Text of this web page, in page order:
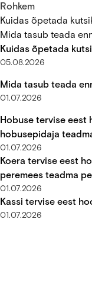
Sangeri Instituudi
uuringus analüüsiti
avastati mitmeid
märkimisväärselt
Rohkem
Kuidas õpetada
Mida tasub teada
Kuidas õpetada
05.08.2026
Mida tasub teada
01.07.2026
Hobuse tervise eest
hobusepidaja
01.07.2026
Koera tervise eest
peremees teadma
01.07.2026
Kassi tervise eest
01.07.2026